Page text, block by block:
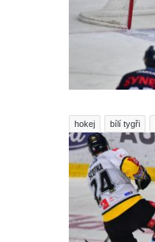
hokej bílí tygři